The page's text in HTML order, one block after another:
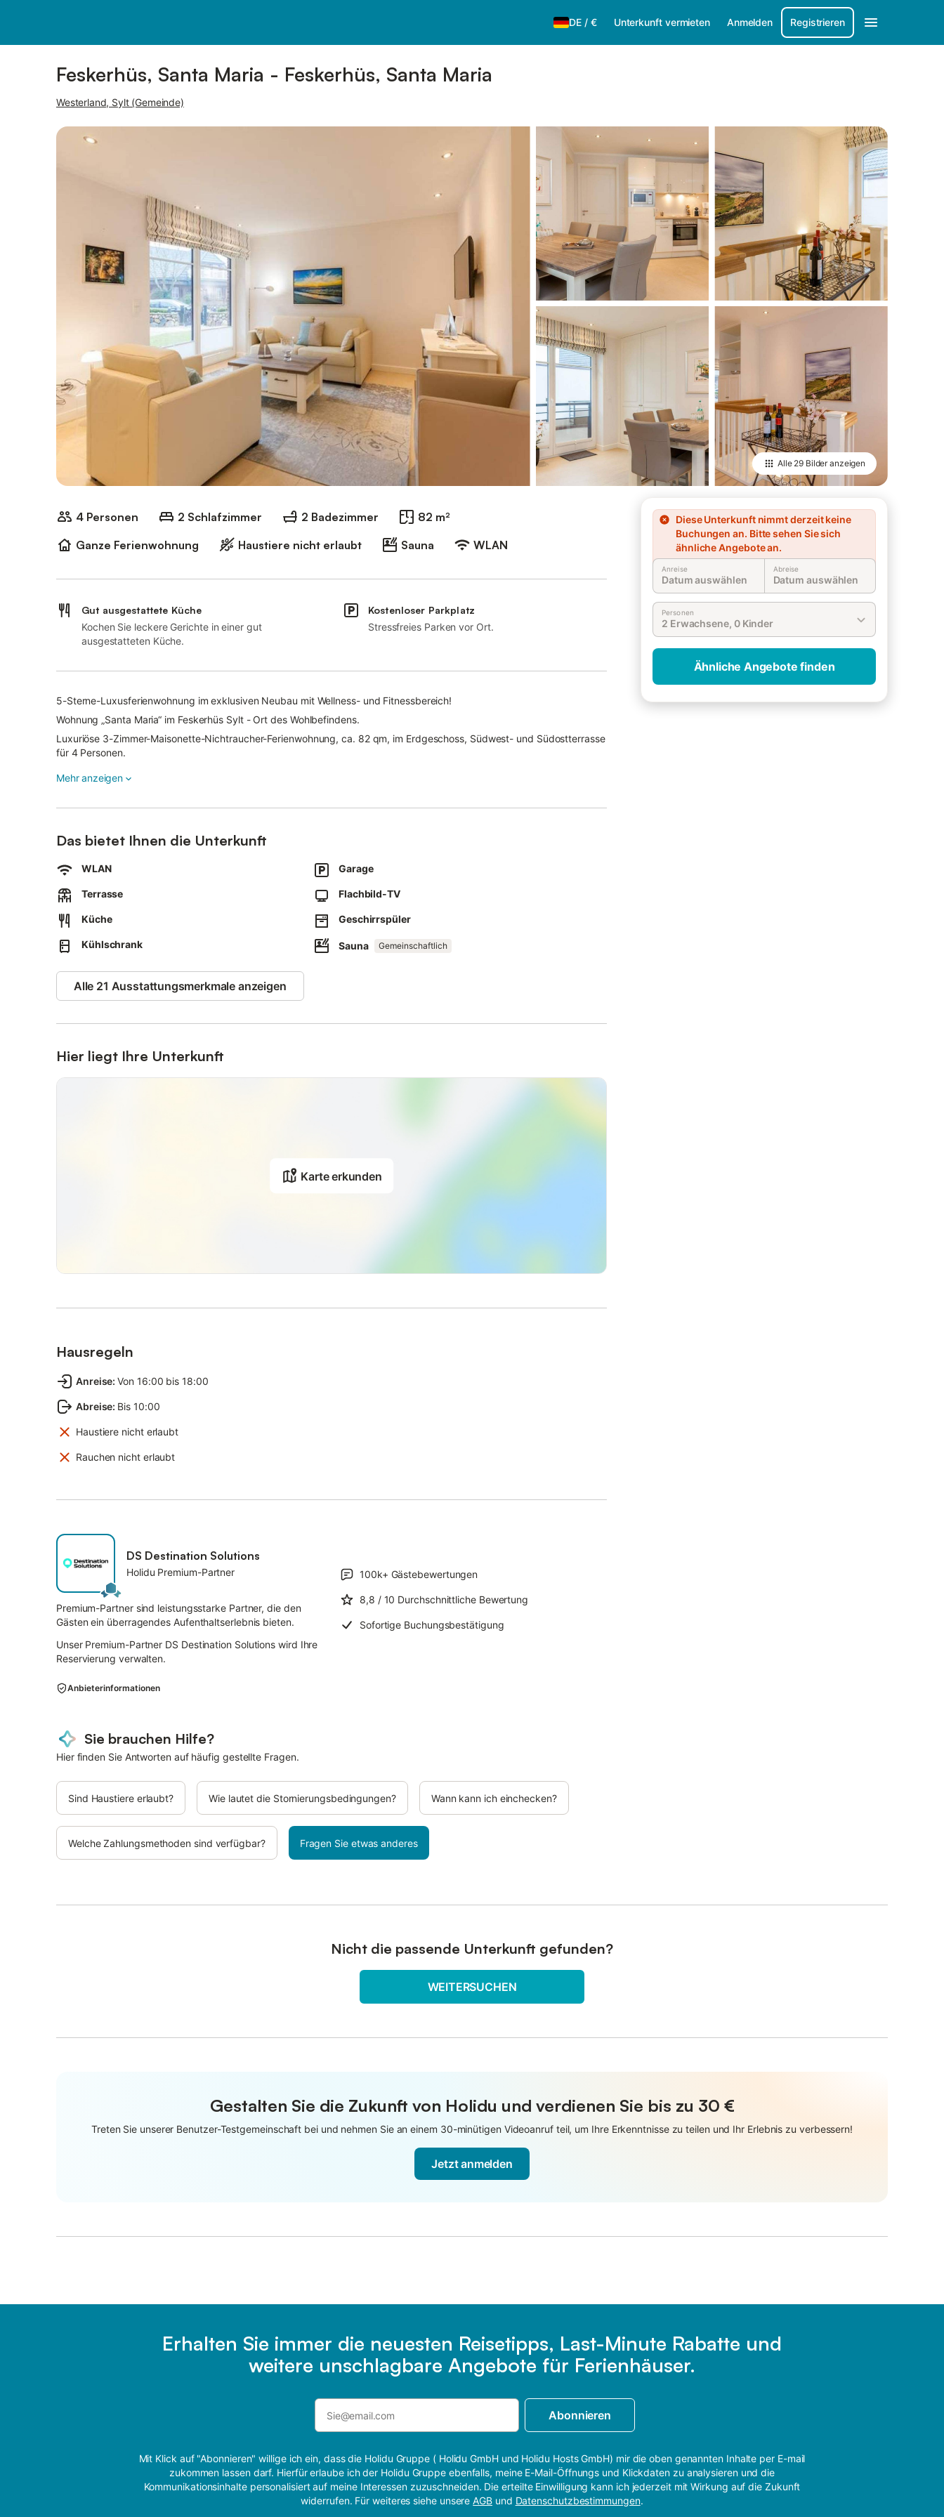
DE / € Unterkunft vermieten Anmelden Registrieren
Feskerhüs, Santa Maria - Feskerhüs, Santa Maria
Westerland, Sylt (Gemeinde)
Alle 29 Bilderanzeigen
4 Personen 2 Schlafzimmer 2 Badezimmer
82 m²
Ganze Ferienwohnung
Haustiere nicht erlaubt Sauna WLAN
Diese Unterkunft nimmt derzeit keine
Buchungen an. Bitte sehen Sie sich
ähnliche Angebote an.
Anreise
Datum auswählen
Abreise
Datum auswählen
Personen
2 Erwachsene, 0 Kinder
Ähnliche Angebote finden
Gut ausgestattete Küche
Kochen Sie leckere Gerichte in einer gut
ausgestatteten Küche.
Kostenloser Parkplatz
Stressfreies Parken vor Ort.
5-Sterne-Luxusferienwohnung im exklusiven Neubau mit Wellness- und Fitnessbereich!
Wohnung „Santa Maria“ im Feskerhüs Sylt - Ort des Wohlbefindens.
Luxuriöse 3-Zimmer-Maisonette-Nichtraucher-Ferienwohnung, ca. 82 qm, im Erdgeschoss, Südwest- und Südostterrasse
für 4 Personen.
Durch den Vorflur im Erdgeschoss gelangt man in den großzügigen Wohnbereich mit gemütlicher Ledercouchgarnitur
(Sofa ausziehbar, 1,50 x 1,95 m), separatem Essbereich, offener Küche und Zugang zur Südwestterrasse mit Strandkorb.
Internet-Zugang über W-Lan (ohne gewähr) zur Verfügung.
einem Eierkocher voll ausgestattet. Toaster, Kaffeemaschine und Wasserkocher gehören zur Grundausstattung.
(Einzelmatratzen 0,90 x 2,00 m) in optimaler Liegehöhe (Kinderzustellbett mögl.), mit weiterem Flachbild-TV und Zugang
zur zweiten nach Südosten ausgerichteter Terrasse mit kleinem Garten.
Das neue Bad lässt mit moderner Regendusche, Fön, Kosmetikspiegel, Waschtisch, Handtuchwärmer und WC keine
Wünsche offen.
Das zweite Bad hat eine moderne Regendusche, Fön, Kosmetikspiegel,[nbsp][nbsp]Waschtisch, Handtuchwärmer und
Ein Wellnesspaket (bestehend aus 1 Bademantel, 1 Saunatuch, 1 Badetuch und 1 Paar Badeslipper) kann für 15,00
Eur/Paket mit gemietet werden.
Zum Appartement gehört ein eigener PKW-Stellplatz (Nr. 2) in der Tiefgarage. Haustiere dürfen nicht mitgebracht
Mehr anzeigen
Das bietet Ihnen die Unterkunft
WLAN Garage
Terrasse Flachbild-TV
Küche Geschirrspüler
Kühlschrank Sauna Gemeinschaftlich
Alle 21 Ausstattungsmerkmale anzeigen
Hier liegt Ihre Unterkunft
Karte erkunden
Hausregeln
Anreise: Von 16:00 bis 18:00
Abreise: Bis 10:00
Haustiere nicht erlaubt
Rauchen nicht erlaubt
DS Destination Solutions
Holidu Premium-Partner
Premium-Partner sind leistungsstarke Partner, die den
Gästen ein überragendes Aufenthaltserlebnis bieten.
Unser Premium-Partner DS Destination Solutions wird Ihre
Reservierung verwalten.
100k+ Gästebewertungen
8,8 / 10 Durchschnittliche Bewertung
Sofortige Buchungsbestätigung
Anbieterinformationen
Sie brauchen Hilfe?
Hier finden Sie Antworten auf häufig gestellte Fragen.
Sind Haustiere erlaubt? Wie lautet die Stornierungsbedingungen? Wann kann ich einchecken?
Welche Zahlungsmethoden sind verfügbar? Fragen Sie etwas anderes
Nicht die passende Unterkunft gefunden?
WEITERSUCHEN
Gestalten Sie die Zukunft von Holidu und verdienen Sie bis zu 30 €
Treten Sie unserer Benutzer-Testgemeinschaft bei und nehmen Sie an einem 30-minütigen Videoanruf teil, um Ihre Erkenntnisse zu teilen und Ihr Erlebnis zu verbessern!
Jetzt anmelden
Erhalten Sie immer die neuesten Reisetipps, Last-Minute Rabatte und
weitere unschlagbare Angebote für Ferienhäuser.
Abonnieren
Mit Klick auf "Abonnieren" willige ich ein, dass die Holidu Gruppe ( Holidu GmbH und Holidu Hosts GmbH) mir die oben genannten Inhalte per E-mail
zukommen lassen darf. Hierfür erlaube ich der Holidu Gruppe ebenfalls, meine E-Mail-Öffnungs und Klickdaten zu analysieren und die
Kommunikationsinhalte personalisiert auf meine Interessen zuzuschneiden. Die erteilte Einwilligung kann ich jederzeit mit Wirkung auf die Zukunft
widerrufen. Für weiteres siehe unsereAGBund Datenschutzbestimmungen.